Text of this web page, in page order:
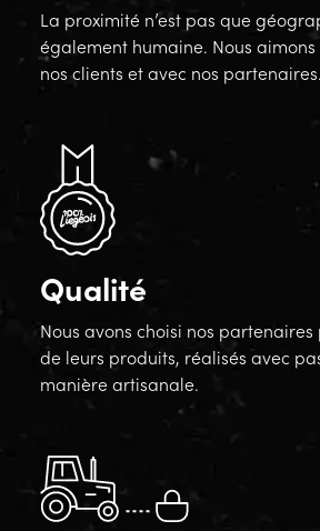
La proximité n’est pas que
également humaine. Nous
nos clients et avec nos partenaires.
Qualité
Nous avons choisi nos
de leurs produits, réalisés avec
manière artisanale.